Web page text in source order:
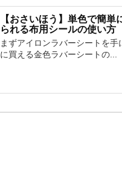
【おさいほう】単色で簡
られる布用シールの使い方
まずアイロンラバーシートを
に買える金色ラバーシートの...